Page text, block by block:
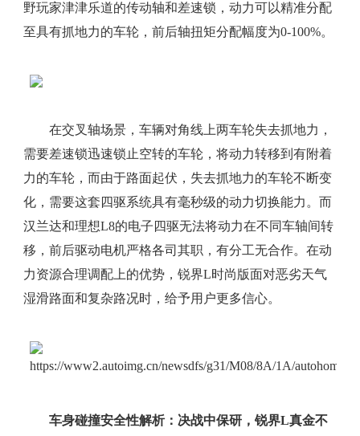
野玩家津津乐道的传动轴和差速锁，动力可以精准分配
至具有抓地力的车轮，前后轴扭矩分配幅度为0-100%。
在交叉轴场景，车辆对角线上两车轮失去抓地力，
需要差速锁迅速锁止空转的车轮，将动力转移到有附着
力的车轮，而由于路面起伏，失去抓地力的车轮不断变
化，需要这套四驱系统具有毫秒级的动力切换能力。而
汉兰达和理想L8的电子四驱无法将动力在不同车轴间转
移，前后驱动电机严格各司其职，有分工无合作。在动
力资源合理调配上的优势，锐界L时尚版面对恶劣天气
湿滑路面和复杂路况时，给予用户更多信心。
车身碰撞安全性解析：决战中保研，锐界L真金不